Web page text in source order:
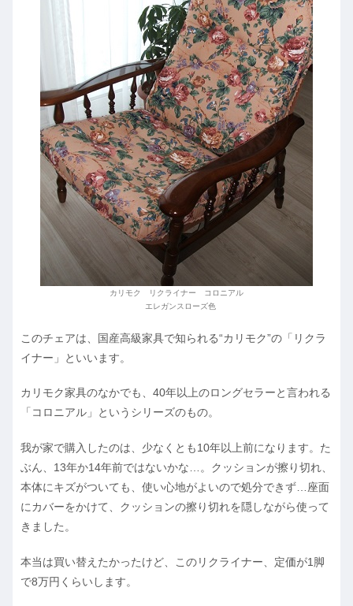
カリモク リクライナー コロニアル
エレガンスローズ色
このチェアは、国産高級家具で知られる“カリモク”の「リクラ
イナー」といいます。
カリモク家具のなかでも、40年以上のロングセラーと言われる
「コロニアル」というシリーズのもの。
我が家で購入したのは、少なくとも10年以上前になります。た
ぶん、13年か14年前ではないかな…。クッションが擦り切れ、
本体にキズがついても、使い心地がよいので処分できず…座面
にカバーをかけて、クッションの擦り切れを隠しながら使って
きました。
本当は買い替えたかったけど、このリクライナー、定価が1脚
で8万円くらいします。